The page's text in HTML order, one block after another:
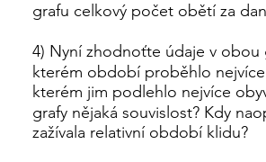
grafu celkový počet obětí za
4) Nyní zhodnoťte údaje v obou
kterém období proběhlo
kterém jim podlehlo nejvíce
grafy nějaká souvislost? Kdy
zažívala relativní období klidu?